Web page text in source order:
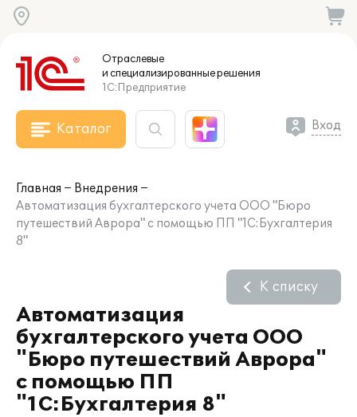
Отраслевые
и специализированныерешения
1С:Предприятие
Каталог Вход
Главная
Внедрения
Автоматизация бухгалтерского учета ООО "Бюро
путешествий Аврора" с помощью ПП "1С:Бухгалтерия
8"
Автоматизация
бухгалтерского учета ООО
"Бюро путешествий Аврора"
с помощью ПП
"1С:Бухгалтерия 8"
К списку